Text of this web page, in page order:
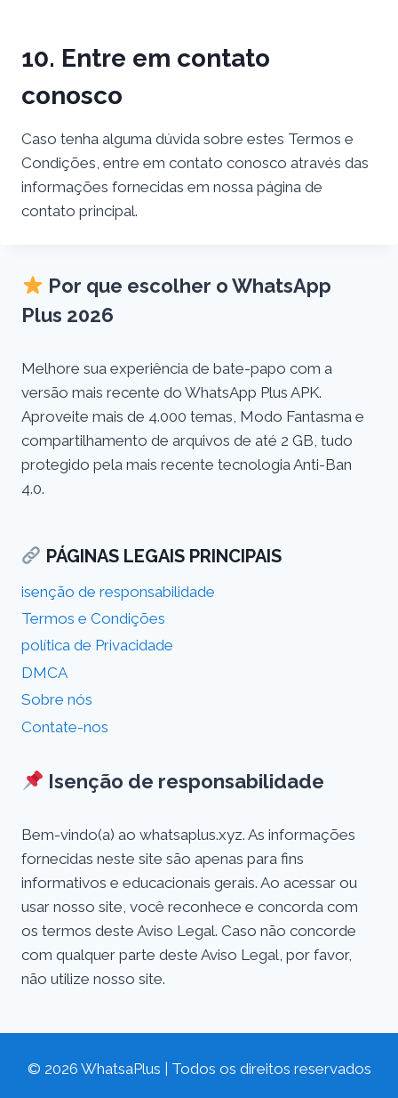
10. Entre em contato
conosco
Caso tenha alguma dúvida sobre estes Termos e
Condições, entre em contato conosco através das
informações fornecidas em nossa página de
contato principal.
Por que escolher o WhatsApp
Plus 2026
Melhore sua experiência de bate-papo com a
versão mais recente do WhatsApp Plus APK.
Aproveite mais de 4.000 temas, Modo Fantasma e
compartilhamento de arquivos de até 2 GB, tudo
protegido pela mais recente tecnologia Anti-Ban
4.0.
PÁGINAS LEGAIS PRINCIPAIS
isenção de responsabilidade
Termos e Condições
política de Privacidade
DMCA
Sobre nós
Contate-nos
Isenção de responsabilidade
Bem-vindo(a) ao whatsaplus.xyz. As informações
fornecidas neste site são apenas para fins
informativos e educacionais gerais. Ao acessar ou
usar nosso site, você reconhece e concorda com
os termos deste Aviso Legal. Caso não concorde
com qualquer parte deste Aviso Legal, por favor,
não utilize nosso site.
© 2026 WhatsaPlus | Todos os direitos reservados